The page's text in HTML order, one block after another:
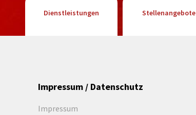
Dienstleistungen Stellenangebote
Impressum / Datenschutz
Impressum